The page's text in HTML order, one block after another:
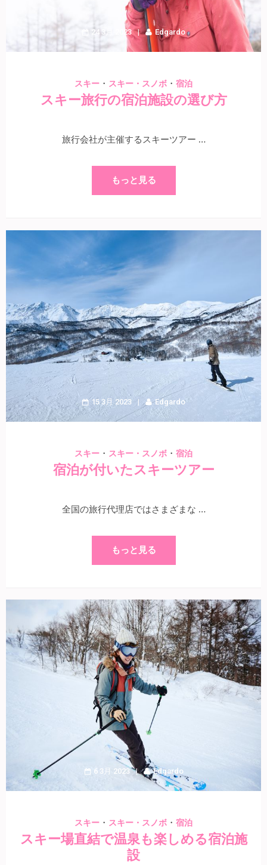
24 3月 2023 Edgardo
スキー ・ スキー・スノボ ・ 宿泊
スキー旅行の宿泊施設の選び方
旅行会社が主催するスキーツアー …
もっと見る
15 3月 2023 Edgardo
スキー ・ スキー・スノボ ・ 宿泊
宿泊が付いたスキーツアー
全国の旅行代理店ではさまざまな …
もっと見る
6 3月 2023 Edgardo
スキー ・ スキー・スノボ ・ 宿泊
スキー場直結で温泉も楽しめる宿泊施
設